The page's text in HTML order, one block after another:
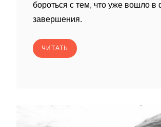
бороться с тем, что уже вошло в
завершения.
ЧИТАТЬ